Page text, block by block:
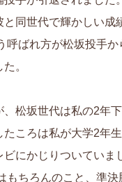
と同世代で輝かしい
ばれ方が松坂投手か
。
松坂世代は私の2年
ころは私が大学2年
にかじりついていま
もちろんのこと、準